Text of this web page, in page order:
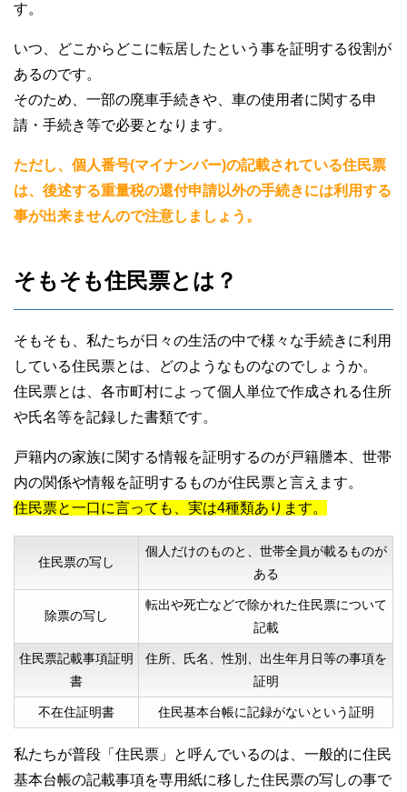
す。
いつ、どこからどこに転居したという事を証明する役割が
あるのです。
そのため、一部の廃車手続きや、車の使用者に関する申
請・手続き等で必要となります。
ただし、個人番号(マイナンバー)の記載されている住民票
は、後述する重量税の還付申請以外の手続きには利用する
事が出来ませんので注意しましょう。
そもそも住民票とは？
そもそも、私たちが日々の生活の中で様々な手続きに利用
している住民票とは、どのようなものなのでしょうか。
住民票とは、各市町村によって個人単位で作成される住所
や氏名等を記録した書類です。
戸籍内の家族に関する情報を証明するのが戸籍謄本、世帯
内の関係や情報を証明するものが住民票と言えます。
住民票と一口に言っても、実は4種類あります。
住民票の写し
個人だけのものと、世帯全員が載るものが
ある
除票の写し
転出や死亡などで除かれた住民票について
記載
住民票記載事項証明
書
住所、氏名、性別、出生年月日等の事項を
証明
不在住証明書 住民基本台帳に記録がないという証明
私たちが普段「住民票」と呼んでいるのは、一般的に住民
基本台帳の記載事項を専用紙に移した住民票の写しの事で